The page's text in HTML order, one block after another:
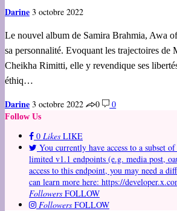
Darine 3 octobre 2022
Le nouvel album de Samira Brahmia, Awa
sa personnalité. Evoquant les trajectoires de
Cheikha Rimitti, elle y revendique ses
éthiq…
Darine 3 octobre 2022 0 0
Follow Us
0 Likes LIKE
You currently have access to a subset
limited v1.1 endpoints (e.g. media post,
access to this endpoint, you may need a
can learn more here: https://
Followers FOLLOW
Followers FOLLOW